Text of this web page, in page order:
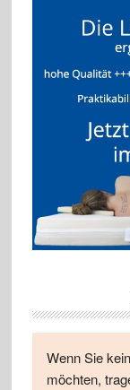
Wenn Sie
möchten,